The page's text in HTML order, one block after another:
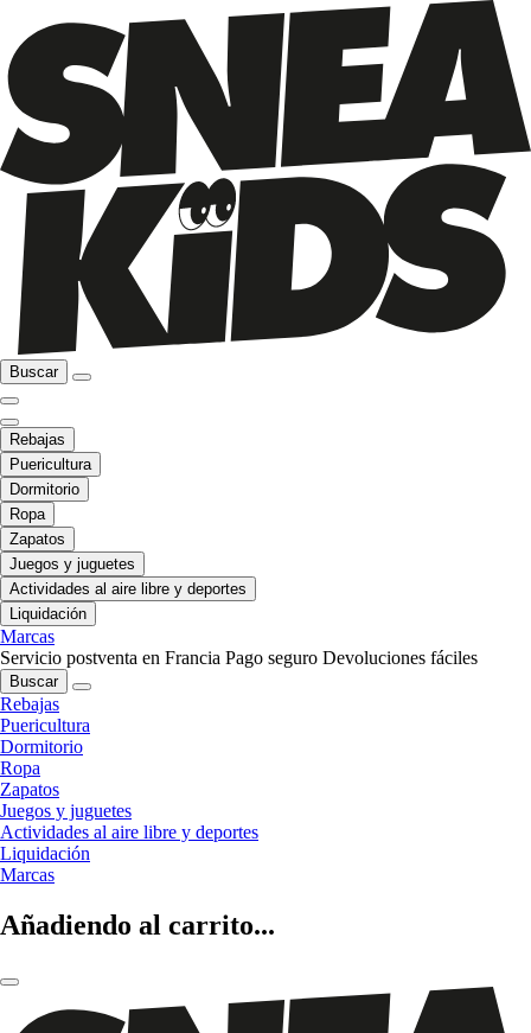
Buscar
Rebajas
Puericultura
Dormitorio
Ropa
Zapatos
Juegos y juguetes
Actividades al aire libre y deportes
Liquidación
Marcas
Servicio postventa en Francia Pago seguro Devoluciones fáciles
Buscar
Rebajas
Puericultura
Dormitorio
Ropa
Zapatos
Juegos y juguetes
Actividades al aire libre y deportes
Liquidación
Marcas
Añadiendo al carrito...